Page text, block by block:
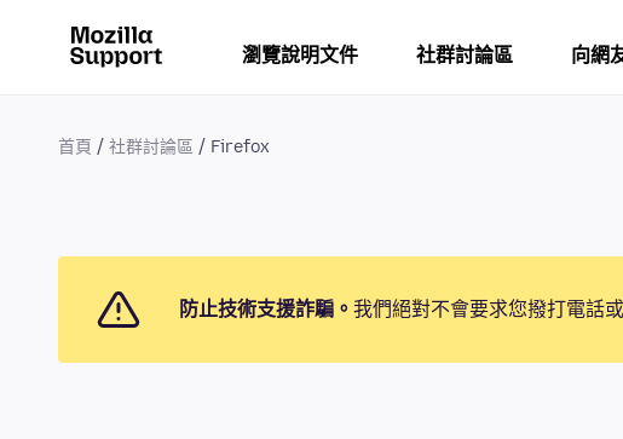
瀏覽說明文件 社群討論區 向網
首頁 社群討論區 Firefox
防止技術支援詐騙。 我們絕對不會要求您撥打電話